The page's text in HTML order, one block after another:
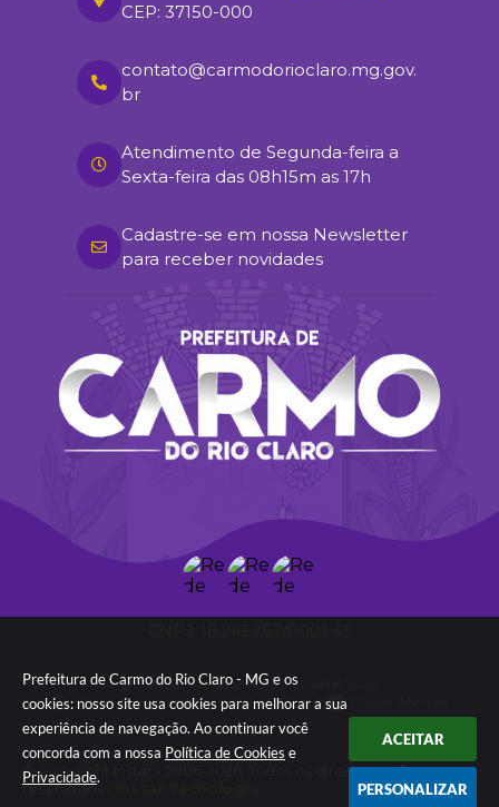
Prefeitura de Carmo do Rio Claro - MG e os
cookies: nosso site usa cookies para melhorar a sua
experiência de navegação. Ao continuar você
concorda com a nossa Política de Cookies e
Privacidade.
ACEITAR
PERSONALIZAR
CEP: 37150-000
contato@carmodorioclaro.mg.gov.
br
Atendimento de Segunda-feira a
Sexta-feira das 08h15m as 17h
Cadastre-se em nossa Newsletter
para receber novidades
Versão do Sistema: 3.5.3 - 19/06/2026
Portal atualizado em: 06/08/2026 09:05
© Copyright Instar - 2006-2026. Todos os direitos
reservados -